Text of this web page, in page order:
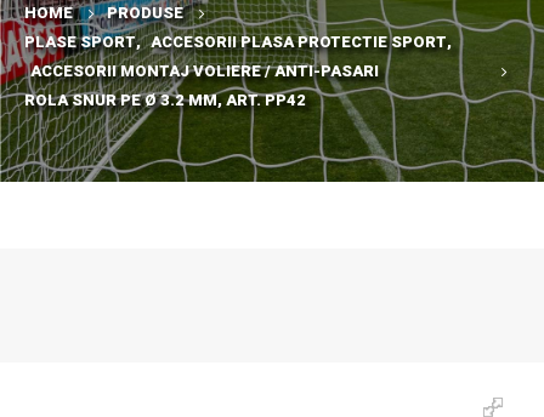
HOME
PRODUSE
PLASE SPORT, ACCESORII PLASA PROTECTIE SPORT,
ACCESORII MONTAJ VOLIERE / ANTI-PASARI
ROLA SNUR PE Ø 3.2 MM, ART. PP42